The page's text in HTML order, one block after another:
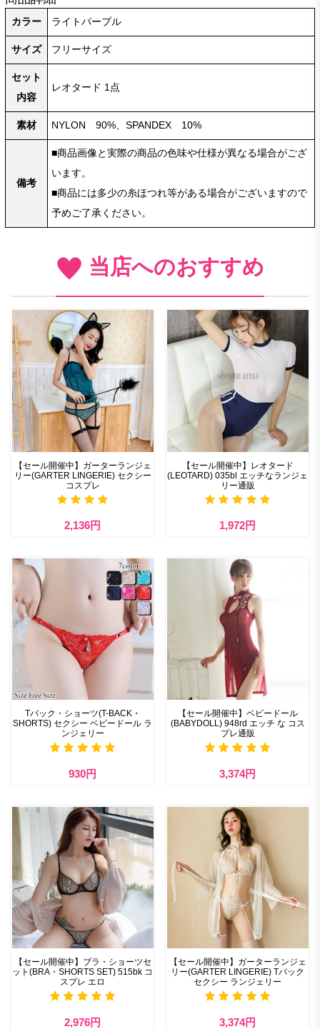
カラー ライトパープル
サイズ フリーサイズ
セット
内容
レオタード 1点
素材 NYLON 90%、SPANDEX 10%
備考
■商品画像と実際の商品の色味や仕様が異なる場合がござ
います。
■商品には多少の糸ほつれ等がある場合がございますので
予めご了承ください。
当店へのおすすめ
【セール開催中】ガーターランジェ
リー(GARTER LINGERIE) セクシー
コスプレ
2,136円
【セール開催中】レオタード
(LEOTARD) 035bl エッチなランジェ
リー通販
1,972円
Tバック・ショーツ(T-BACK・
SHORTS) セクシー ベビードール ラ
ンジェリー
930円
【セール開催中】ベビードール
(BABYDOLL) 948rd エッチ な コス
プレ通販
3,374円
【セール開催中】ブラ・ショーツセ
ット(BRA・SHORTS SET) 515bk コ
スプレ エロ
2,976円
【セール開催中】ガーターランジェ
リー(GARTER LINGERIE) Tバック
セクシー ランジェリー
3,374円